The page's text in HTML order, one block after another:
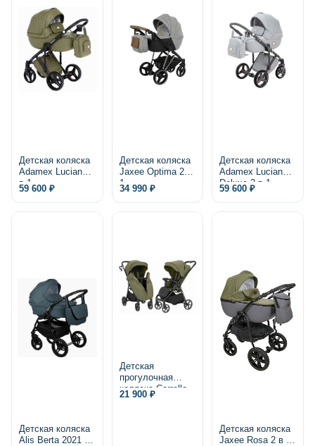
Детская коляска
Adamex Luciano 2
в 1
59 600 ₽
Детская коляска
Jaxee Optima 2 в
1
34 990 ₽
Детская коляска
Adamex Luciano
Deluxe 2 в 1,
экокожа
59 600 ₽
Детская коляска
Alis Berta 2021 2
Детская
прогулочная
коляска Carrello
Bravo Lite CRL-
21 900 ₽
Детская коляска
Jaxee Rosa 2 в 1,